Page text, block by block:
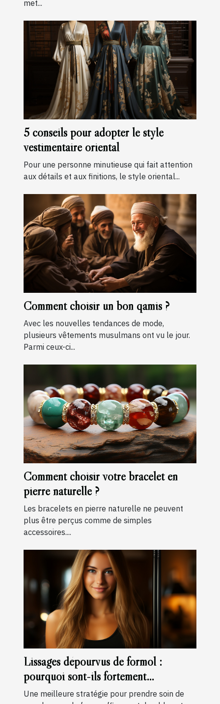
met...
5 conseils pour adopter le style
vestimentaire oriental
Pour une personne minutieuse qui fait attention
aux détails et aux finitions, le style oriental...
Comment choisir un bon qamis ?
Avec les nouvelles tendances de mode,
plusieurs vêtements musulmans ont vu le jour.
Parmi ceux-ci...
Comment choisir votre bracelet en
pierre naturelle ?
Les bracelets en pierre naturelle ne peuvent
plus être perçus comme de simples
accessoires....
Lissages dépourvus de formol :
pourquoi sont-ils fortement
recommandés ?
Une meilleure stratégie pour prendre soin de